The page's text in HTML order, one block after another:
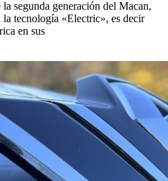
segunda generación del Macan,
la tecnología «Electric», es decir
en sus